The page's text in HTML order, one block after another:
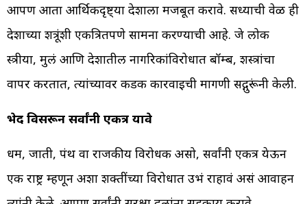
आपण आता आर्थिकदृष्ट्या देशाला मजबूत करावे. सध्याची वेळ ही
देशाच्या शत्रूंशी एकत्रितपणे सामना करण्याची आहे. जे लोक
स्त्रीया, मुलं आणि देशातील नागरिकांविरोधात बॉम्ब, शस्त्रांचा
वापर करतात, त्यांच्यावर कडक कारवाईची मागणी सद्गुरूंनी केली.
भेद विसरून सर्वांनी एकत्र यावे
धर्म, जाती, पंथ वा राजकीय विरोधक असो, सर्वांनी एकत्र येऊन
एक राष्ट्र म्हणून अशा शक्तींच्या विरोधात उभं राहावं असं आवाहन